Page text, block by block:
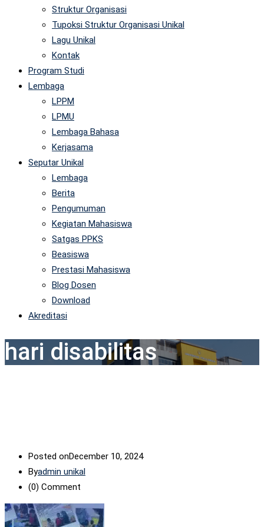
Struktur Organisasi
Tupoksi Struktur Organisasi Unikal
Lagu Unikal
Kontak
Program Studi
Lembaga
LPPM
LPMU
Lembaga Bahasa
Kerjasama
Seputar Unikal
Lembaga
Berita
Pengumuman
Kegiatan Mahasiswa
Satgas PPKS
Beasiswa
Prestasi Mahasiswa
Blog Dosen
Download
Akreditasi
hari disabilitas
Posted onDecember 10, 2024
Byadmin unikal
(0) Comment